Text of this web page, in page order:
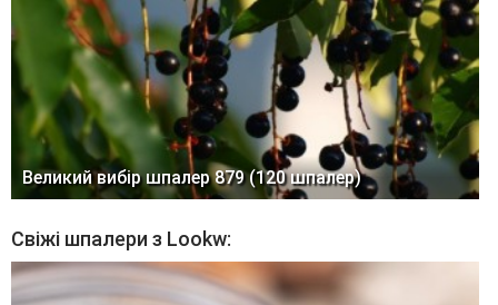
Великий вибір шпалер 879 (120 шпалер)
Свіжі шпалери з Lookw: